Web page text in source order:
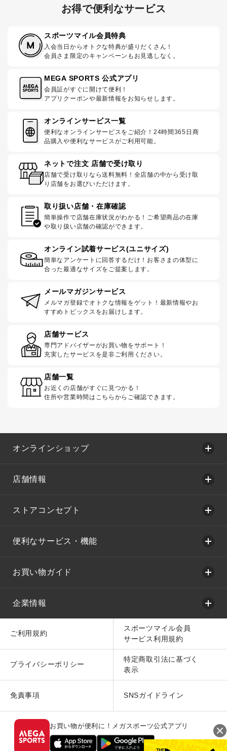
お得で便利なサービス
スポーツマイル会員特典
入会当日からオトクな特典が盛りだくさん！
会員さま限定のキャンペーンもお見逃しなく。
MEGA SPORTS 公式アプリ
会員証がすぐに開けて便利！
アプリクーポンや最新情報をお知らせします。
オンラインサービス一覧
便利なオンラインサービスをご紹介！24時間365日商
品購入や便利なサービスがご利用可能。
ネットで注文 店舗で受け取り
店舗で受け取りなら送料無料！全店舗の中から受け取
り店舗をお選びいただけます。
取り扱い店舗・在庫確認
簡単操作で店舗在庫状況がわかる！ご希望商品の在庫
や取り扱い店舗の確認ができます。
オンライン試着サービス(ユニサイズ)
簡単なアンケートに回答するだけ！お客さまの体型に
合った最適なサイズをご提案します。
メールマガジンサービス
メルマガ登録でオトクな情報をゲット！最新情報やお
すすめトピックスをお届けします。
店舗サービス
専門アドバイザーがお買い物をサポート！
充実したサービスを是非ご利用ください。
店舗一覧
お近くの店舗がすぐに見つかる！
住所や営業時間はこちらからご確認できます。
オンラインショップ
店舗情報
ストアコンセプト
便利なサービス・機能
お買い物ガイド
企業情報
ご利用規約
スポーツマイル会員
サービス利用規約
プライバシーポリシー
特定商取引法に基づく
表示
免責事項 SNSガイドライン
お買い物が便利に！メガスポーツ公式アプリ